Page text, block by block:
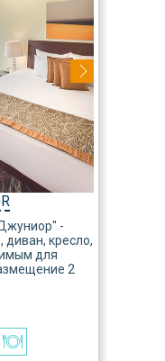
-
диван, кресло,
для
2